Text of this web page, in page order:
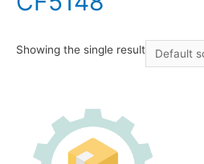
Showing the single result